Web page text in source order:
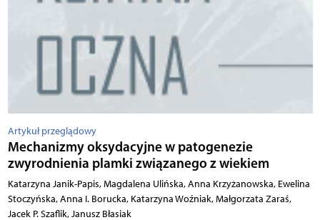
Artykuł przeglądowy
Mechanizmy oksydacyjne w patogenezie
zwyrodnienia plamki związanego z wiekiem
Katarzyna Janik-Papis, Magdalena Ulińska, Anna Krzyżanowska, Ewelina
Stoczyńska, Anna I. Borucka, Katarzyna Woźniak, Małgorzata Zaraś,
Jacek P. Szaflik, Janusz Błasiak